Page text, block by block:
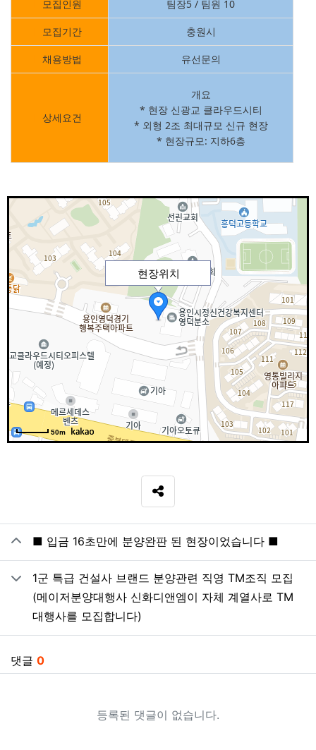
모집인원 팀장5 / 팀원 10
모집기간: 충원시
채용방법 유선문의
상세요건
개요
* 현장 신광교 클라우드시티
* 외형 2조 최대규모 신규 현장
* 현장규모: 지하6층
현장위치
50m
SNS 공유
관련자료■ 입금 16초만에 분양완판 된 현장이었습니다 ■
1군 특급 건설사 브랜드 분양관련 직영 TM조직 모집
(메이저분양대행사 신화디앤엠이 자체 계열사로 TM
대행사를 모집합니다)
댓글 0
등록된 댓글이 없습니다.